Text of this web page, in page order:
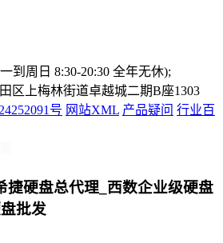
到周日 8:30-20:30 全年无休);
区上梅林街道卓越城二期B座1303
号 网站XML 产品疑问 行业百
捷硬盘总代理_西数企业级硬盘
批发